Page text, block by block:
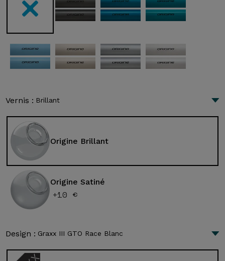
Vernis : Brillant
Origine Brillant
Origine Satiné
+10 €
Design : Graxx III GTO Race Blanc